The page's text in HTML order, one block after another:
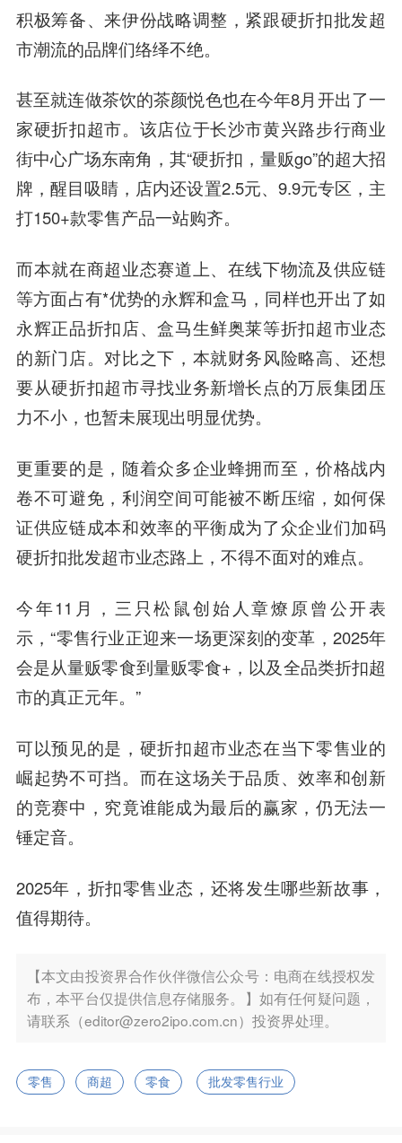
积极筹备、来伊份战略调整，紧跟硬折扣批发超
市潮流的品牌们络绎不绝。
甚至就连做茶饮的茶颜悦色也在今年8月开出了一
家硬折扣超市。该店位于长沙市黄兴路步行商业
街中心广场东南角，其“硬折扣，量贩go”的超大招
牌，醒目吸睛，店内还设置2.5元、9.9元专区，主
打150+款零售产品一站购齐。
而本就在商超业态赛道上、在线下物流及供应链
等方面占有*优势的永辉和盒马，同样也开出了如
永辉正品折扣店、盒马生鲜奥莱等折扣超市业态
的新门店。对比之下，本就财务风险略高、还想
要从硬折扣超市寻找业务新增长点的万辰集团压
力不小，也暂未展现出明显优势。
更重要的是，随着众多企业蜂拥而至，价格战内
卷不可避免，利润空间可能被不断压缩，如何保
证供应链成本和效率的平衡成为了众企业们加码
硬折扣批发超市业态路上，不得不面对的难点。
今年11月，三只松鼠创始人章燎原曾公开表
示，“零售行业正迎来一场更深刻的变革，2025年
会是从量贩零食到量贩零食+，以及全品类折扣超
市的真正元年。”
可以预见的是，硬折扣超市业态在当下零售业的
崛起势不可挡。而在这场关于品质、效率和创新
的竞赛中，究竟谁能成为最后的赢家，仍无法一
锤定音。
2025年，折扣零售业态，还将发生哪些新故事，
值得期待。
【本文由投资界合作伙伴微信公众号：电商在线授权发
布，本平台仅提供信息存储服务。】如有任何疑问题，
请联系（editor@zero2ipo.com.cn）投资界处理。
零售 商超 零食 批发零售行业